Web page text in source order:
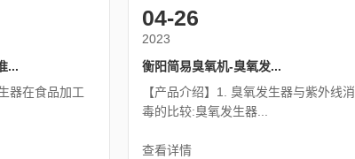
...
器在食品加工
04-26
2023
衡阳简易臭氧机-臭氧发...
【产品介绍】1. 臭氧发生器与紫外线消
毒的比较:臭氧发生器...
查看详情